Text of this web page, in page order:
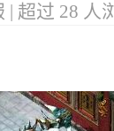
| 超过 28 人